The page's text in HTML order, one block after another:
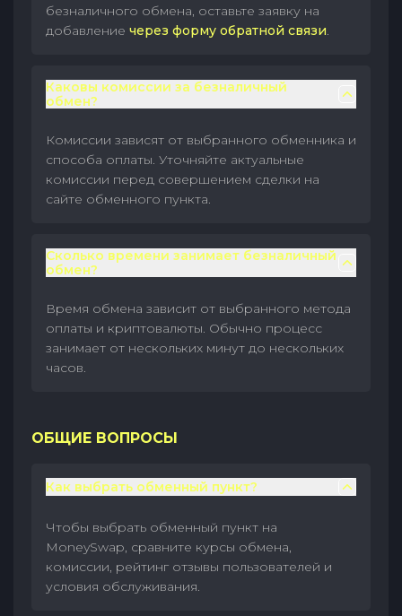
безналичного обмена, оставьте заявку на
добавление через форму обратной связи.
Каковы комиссии за безналичный
обмен?
Комиссии зависят от выбранного обменника и
способа оплаты. Уточняйте актуальные
комиссии перед совершением сделки на
сайте обменного пункта.
Сколько времени занимает безналичный
обмен?
Время обмена зависит от выбранного метода
оплаты и криптовалюты. Обычно процесс
занимает от нескольких минут до нескольких
часов.
ОБЩИЕ ВОПРОСЫ
Как выбрать обменный пункт?
Чтобы выбрать обменный пункт на
MoneySwap, сравните курсы обмена,
комиссии, рейтинг отзывы пользователей и
условия обслуживания.